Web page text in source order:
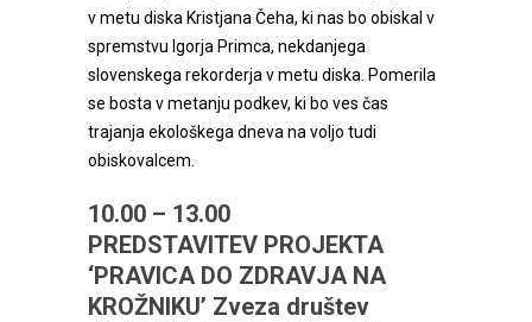
v metu diska Kristjana Čeha, ki nas bo obiskal v
spremstvu Igorja Primca, nekdanjega
slovenskega rekorderja v metu diska. Pomerila
se bosta v metanju podkev, ki bo ves čas
trajanja ekološkega dneva na voljo tudi
obiskovalcem.
10.00 – 13.00
PREDSTAVITEV PROJEKTA
‘PRAVICA DO ZDRAVJA NA
KROŽNIKU’ Zveza društev